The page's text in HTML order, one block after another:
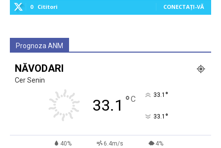
0 Cititori CONECTAȚI-VĂ
Prognoza ANM
NĂVODARI
Cer Senin
33.1 °C 33.1 °
33.1 °
40% 6.4m/s 4%